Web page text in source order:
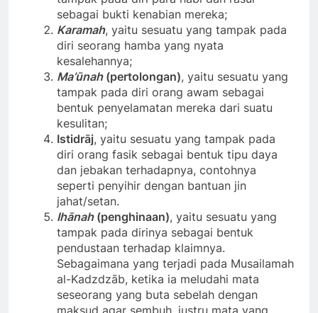
sebagai bukti kenabian mereka;
Karamah, yaitu sesuatu yang tampak pada
diri seorang hamba yang nyata
kesalehannya;
Ma’ūnah(pertolongan), yaitu sesuatu yang
tampak pada diri orang awam sebagai
bentuk penyelamatan mereka dari suatu
kesulitan;
Istidrāj, yaitu sesuatu yang tampak pada
diri orang fasik sebagai bentuk tipu daya
dan jebakan terhadapnya, contohnya
seperti penyihir dengan bantuan jin
jahat/setan.
Ihānah(penghinaan), yaitu sesuatu yang
tampak pada dirinya sebagai bentuk
pendustaan terhadap klaimnya.
Sebagaimana yang terjadi pada Musailamah
al-Kadzdzāb, ketika ia meludahi mata
seseorang yang buta sebelah dengan
maksud agar sembuh, justru mata yang